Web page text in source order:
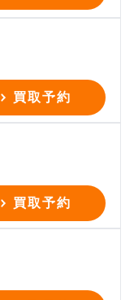
買取予約
買取予約